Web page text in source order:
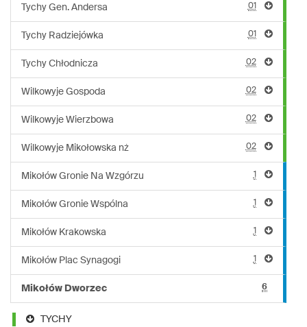
Tychy Gen. Andersa 01
Tychy Radziejówka 01
Tychy Chłodnicza 02
Wilkowyje Gospoda 02
Wilkowyje Wierzbowa 02
Wilkowyje Mikołowska nż 02
Mikołów Gronie Na Wzgórzu 1
Mikołów Gronie Wspólna 1
Mikołów Krakowska 1
Mikołów Plac Synagogi 1
Mikołów Dworzec 6
TYCHY